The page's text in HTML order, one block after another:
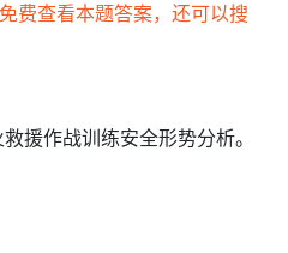
费查看本题答案，还可以搜
援作战训练安全形势分析。